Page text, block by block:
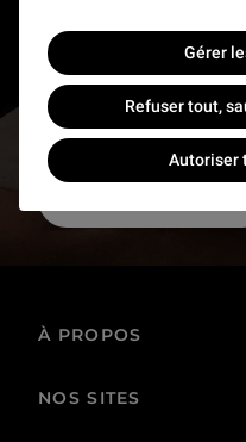
Gérer
Refuser tout,
Autoriser
RESTONS EN
Recevez des
À PROPOS
L'établissement public
NOS SITES